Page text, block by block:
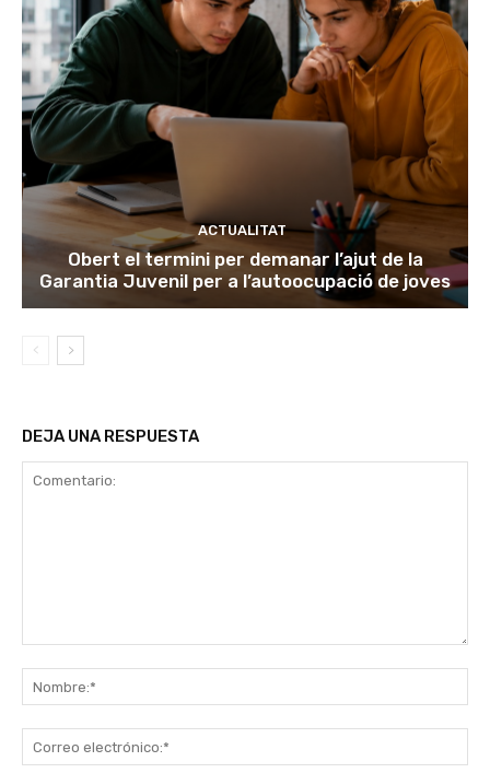
ACTUALITAT
Obert el termini per demanar l’ajut de la
Garantia Juvenil per a l’autoocupació de joves
DEJA UNA RESPUESTA